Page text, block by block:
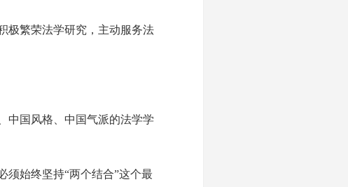
繁荣法学研究，主动服务法
国风格、中国气派的法学学
始终坚持“两个结合”这个最